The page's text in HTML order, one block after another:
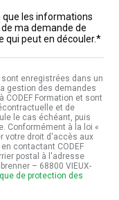
que les informations
ma demande de
qui peut en découler.*
enregistrées dans un
gestion des demandes
Formation et sont
et de
le cas échéant, puis
Conformément à la loi «
votre droit d'accès aux
contactant CODEF
postal à l'adresse
– 68800 VIEUX-
de protection des